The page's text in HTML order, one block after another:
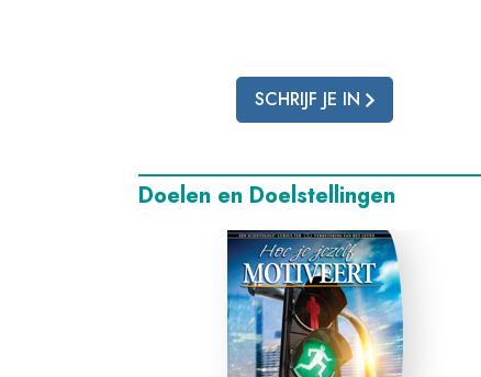
SCHRIJF JE IN
Doelen en Doelstellingen